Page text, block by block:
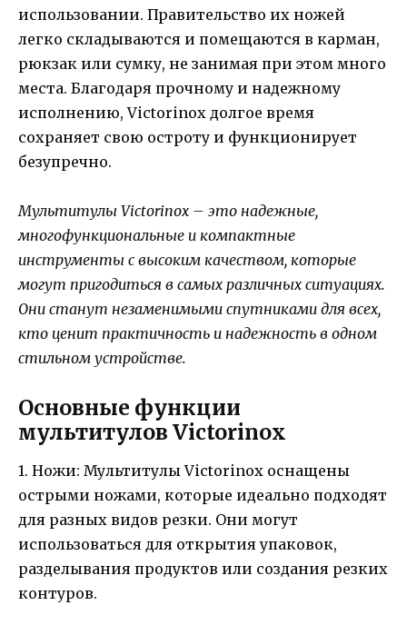
использовании. Правительство их ножей
легко складываются и помещаются в карман,
рюкзак или сумку, не занимая при этом много
места. Благодаря прочному и надежному
исполнению, Victorinox долгое время
сохраняет свою остроту и функционирует
безупречно.
Мультитулы Victorinox – это надежные,
многофункциональные и компактные
инструменты с высоким качеством, которые
могут пригодиться в самых различных ситуациях.
Они станут незаменимыми спутниками для всех,
кто ценит практичность и надежность в одном
стильном устройстве.
Основные функции
мультитулов Victorinox
1. Ножи: Мультитулы Victorinox оснащены
острыми ножами, которые идеально подходят
для разных видов резки. Они могут
использоваться для открытия упаковок,
разделывания продуктов или создания резких
контуров.